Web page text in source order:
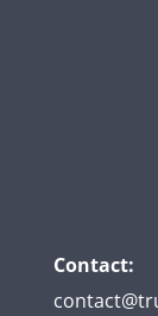
Contact: